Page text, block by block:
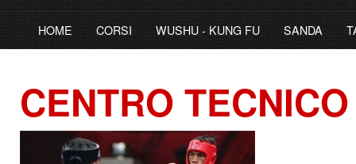
HOME CORSI WUSHU - KUNG FU SANDA
CENTRO